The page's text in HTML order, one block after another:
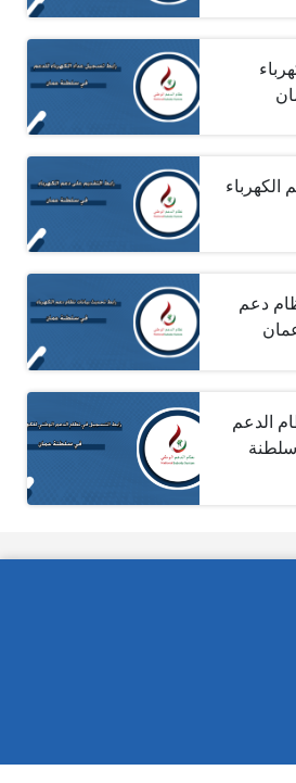
الكهرباء
دعم
الدعم
سلطنة